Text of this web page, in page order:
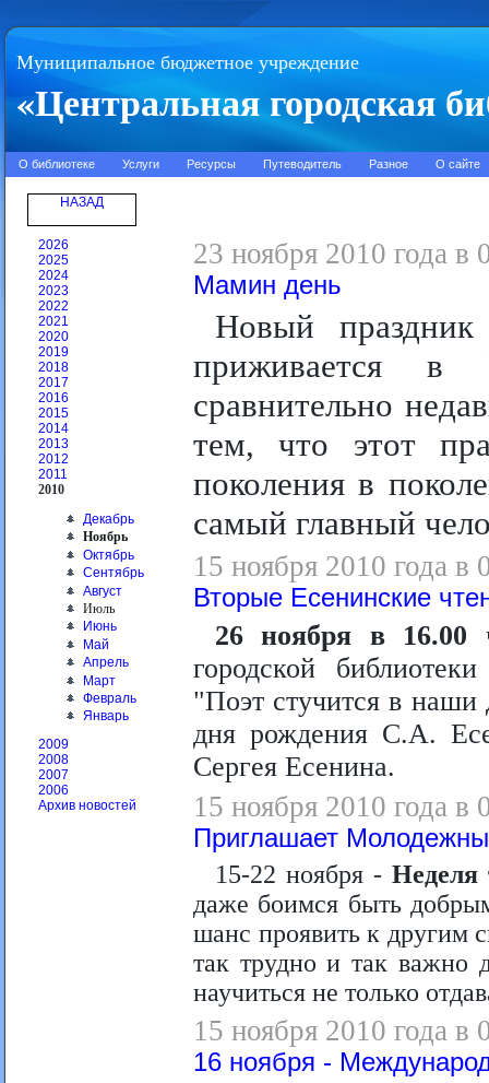
Муниципальное бюджетное учреждение
«Центральная городская
О библиотеке Услуги Ресурсы Путеводитель Разное О сайте
НАЗАД
2026
2025
2024
2023
2022
2021
2020
2019
2018
2017
2016
2015
2014
2013
2012
2011
2010
Декабрь
Ноябрь
Октябрь
Сентябрь
Август
Июль
Июнь
Май
Апрель
Март
Февраль
Январь
2009
2008
2007
2006
Архив новостей
23 ноября 2010 года в
Мамин день
Новый
приживается в
сравнительно
тем, что этот
поколения в
самый главный
15 ноября 2010 года в
Вторые Есенинские
26 ноября в 16.00
городской
"Поэт стучится в
дня рождения С.А.
Сергея Есенина.
15 ноября 2010 года в
Приглашает
15-22 ноября - Неделя
даже боимся быть
шанс проявить к другим
так трудно и так важно
научиться не только
15 ноября 2010 года в
16 ноября -